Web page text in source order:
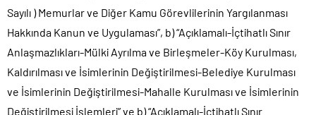
Sayılı ) Memurlar ve Diğer Kamu Görevlilerinin Yargılanması
Hakkında Kanun ve Uygulaması”, b) “Açıklamalı-İçtihatlı Sınır
Anlaşmazlıkları-Mülki Ayrılma ve Birleşmeler-Köy Kurulması,
Kaldırılması ve İsimlerinin Değiştirilmesi-Belediye Kurulması
ve İsimlerinin Değiştirilmesi-Mahalle Kurulması ve İsimlerinin
Değiştirilmesi İşlemleri” ve b) “Açıklamalı-İçtihatlı Sınır